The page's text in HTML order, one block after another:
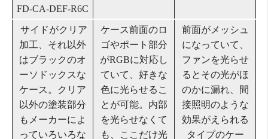
FD-CA-DEF-R6C
サイドがクリア
加工、それ以外
はブラックのオ
ーソドックスな
ケース。クリア
以外の塗装部分
もメーカーによ
っていろいろな
ケース前面のロ
ゴやポート部分
がRGBに対応し
ていて、好きな
色に光らせるこ
とが可能。内部
を光らせなくて
も、ここだけ光
前面がメッシュ
になっていて、
ファンを光らせ
るとその光がほ
のかに漏れ、間
接照明のような
効果がえられる
タイプのケー